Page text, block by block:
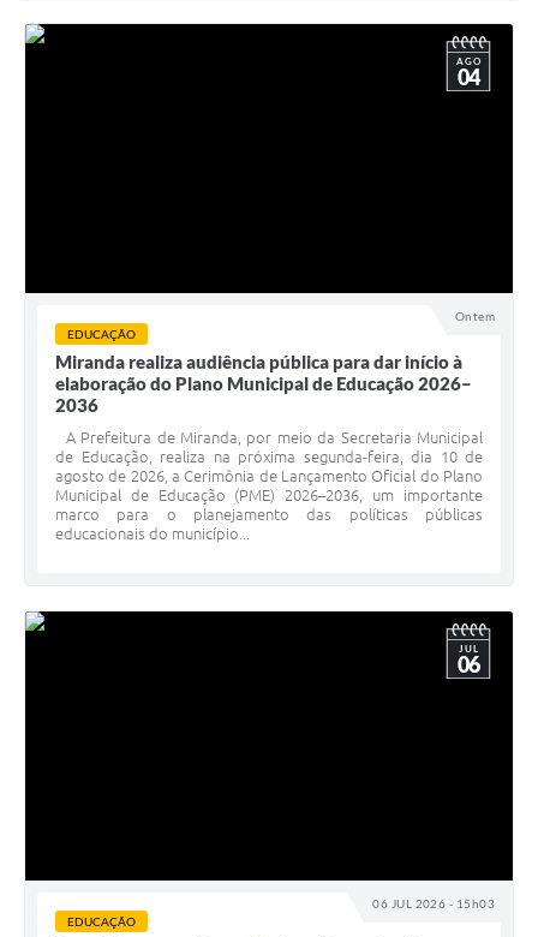
Ontem
AGO
04
EDUCAÇÃO
Miranda realiza audiência pública para dar início à
elaboração do Plano Municipal de Educação 2026–
2036
A Prefeitura de Miranda, por meio da Secretaria Municipal
de Educação, realiza na próxima segunda-feira, dia 10 de
agosto de 2026, a Cerimônia de Lançamento Oficial do Plano
Municipal de Educação (PME) 2026–2036, um importante
marco para o planejamento das políticas públicas
educacionais do município...
06 JUL 2026 - 15h03
JUL
06
EDUCAÇÃO